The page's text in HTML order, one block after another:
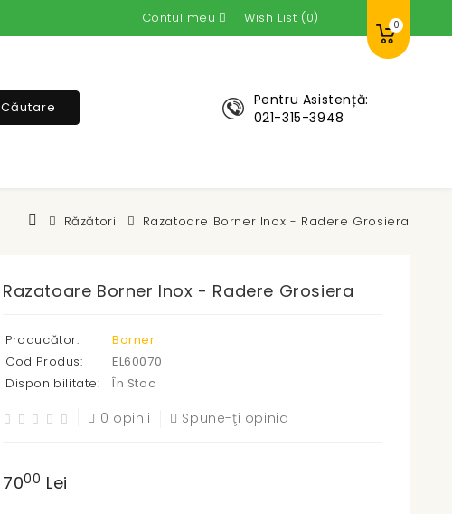
Contul meu Wish List (0) 0
Pentru Asistență:
021-315-3948
Căutare
Răzători Razatoare Borner Inox - Radere Grosiera
Razatoare Borner Inox - Radere Grosiera
Producător:
Borner
Cod Produs:
EL60070
Disponibilitate:
În Stoc
0 opinii Spune-ţi opinia
7000 Lei